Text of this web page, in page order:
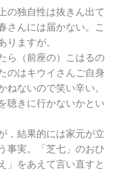
の独自性は抜きん出て
さんには届かない。こ
りますが。
ら（前座の）こはるの
のはキウイさんご自身
ねないので笑い辛い。
聴きに行かないかとい
，結果的には家元が立
事実。「芝七」のおひ
」をあえて言い直すと